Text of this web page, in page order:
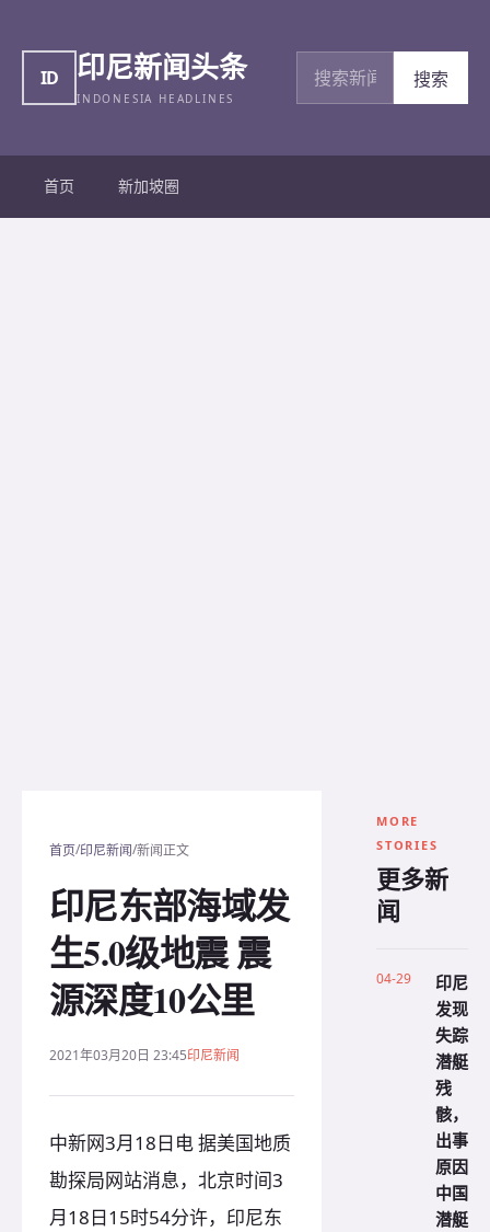
ID 印尼新闻头条
INDONESIA HEADLINES
搜索新闻
搜索
首页 新加坡圈
首页/印尼新闻/新闻正文
印尼东部海域发
生5.0级地震 震
源深度10公里
2021年03月20日 23:45印尼新闻
中新网3月18日电 据美国地质
勘探局网站消息，北京时间3
月18日15时54分许，印尼东
MORE
STORIES
更多新
闻
04-29
印尼
发现
失踪
潜艇
残
骸，
出事
原因
中国
潜艇